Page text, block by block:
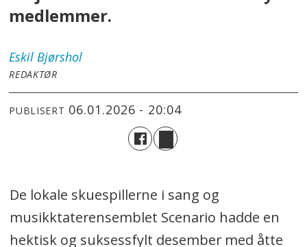
medlemmer.
Eskil Bjørshol
REDAKTØR
PUBLISERT 06.01.2026 - 20:04
De lokale skuespillerne i sang og
musikktaterensemblet Scenario hadde en
hektisk og suksessfylt desember med åtte